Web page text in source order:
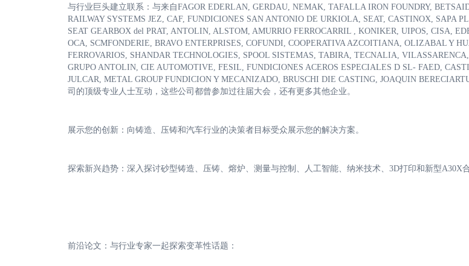
与行业巨头建立联系：与来自FAGOR EDERLAN, GERDAU, NEMAK, TAFALLA IRON FOUNDRY,
RAILWAY SYSTEMS JEZ, CAF, FUNDICIONES SAN ANTONIO DE URKIOLA, SEAT, CASTINOX, SAPA
SEAT GEARBOX del PRAT, ANTOLIN, ALSTOM, AMURRIO FERROCARRIL , KONIKER, UIPOS, CISA,
OCA, SCMFONDERIE, BRAVO ENTERPRISES, COFUNDI, COOPERATIVA AZCOITIANA, OLIZABAL Y
FERROVARIOS, SHANDAR TECHNOLOGIES, SPOOL SISTEMAS, TABIRA, TECNALIA,
GRUPO ANTOLIN, CIE AUTOMOTIVE, FESIL, FUNDICIONES ACEROS ESPECIALES D SL- FAED,
JULCAR, METAL GROUP FUNDICION Y MECANIZADO, BRUSCHI DIE CASTING, JOAQUIN
司的顶级专业人士互动，这些公司都曾参加过往届大会，还有更多其他企业。
展示您的创新：向铸造、压铸和汽车行业的决策者目标受众展示您的解决方案。
探索新兴趋势：深入探讨砂型铸造、压铸、熔炉、测量与控制、人工智能、纳米技术、3D打印和新型A30X
前沿论文：与行业专家一起探索变革性话题：